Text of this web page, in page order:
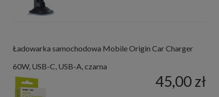
Ładowarka samochodowa Mobile Origin Car Charger
60W, USB-C, USB-A, czarna
45,00 zł